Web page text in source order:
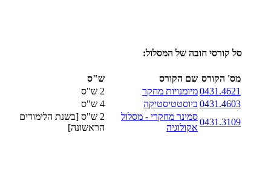
סל קורסי חובה של המסלול:
מס' הקורס שם הקורס
ש"ס
0431.4621מיומנויות מחקר
2 ש"ס
0431.4603 ביוסטטיסטיקה
4 ש"ס
0431.3109
סמינר מחקרי - מסלול
אקולוגיה
2 ש"ס [בשנת הלימודים
הראשונה]